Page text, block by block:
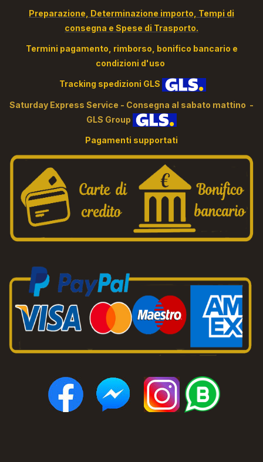
Preparazione, Determinazione importo, Tempi di
consegna e Spese di Trasporto.
Termini pagamento, rimborso, bonifico bancario e
condizioni d'uso
Tracking spedizioni GLS
Saturday Express Service - Consegna al sabato mattino -
GLS Group
Pagamenti supportati